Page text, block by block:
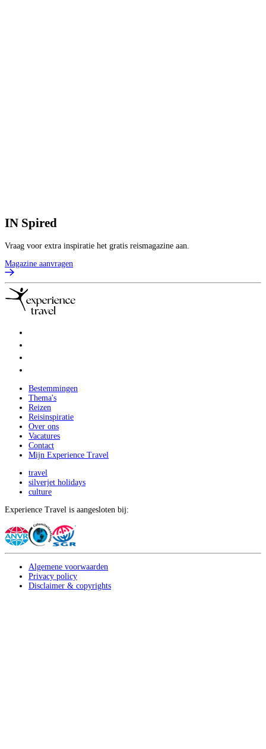
IN Spired
Vraag voor extra inspiratie het gratis reismagazine aan.
Magazine aanvragen
Bestemmingen
Thema's
Reizen
Reisinspiratie
Over ons
Vacatures
Contact
Mijn Experience Travel
travel
silverjet holidays
culture
Experience Travel is aangesloten bij:
Algemene voorwaarden
Privacy policy
Disclaimer & copyrights